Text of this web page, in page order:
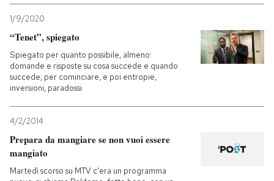
1/9/2020
“Tenet”, spiegato
Spiegato per quanto possibile, almeno:
domande e risposte su cosa succede e quando
succede, per cominciare, e poi entropie,
inversioni, paradossi
4/2/2014
Prepara da mangiare se non vuoi essere
mangiato
Martedì scorso su MTV c'era un programma